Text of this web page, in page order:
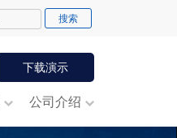
下载演示
公司介绍